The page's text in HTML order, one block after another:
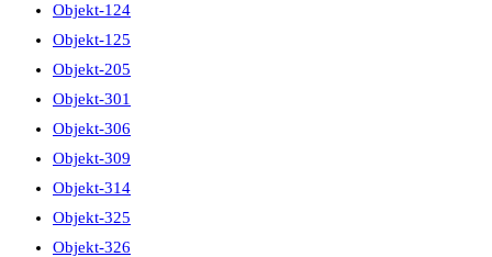
Objekt-124
Objekt-125
Objekt-205
Objekt-301
Objekt-306
Objekt-309
Objekt-314
Objekt-325
Objekt-326